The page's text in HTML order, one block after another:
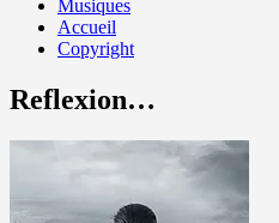
Musiques
Accueil
Copyright
Reflexion…